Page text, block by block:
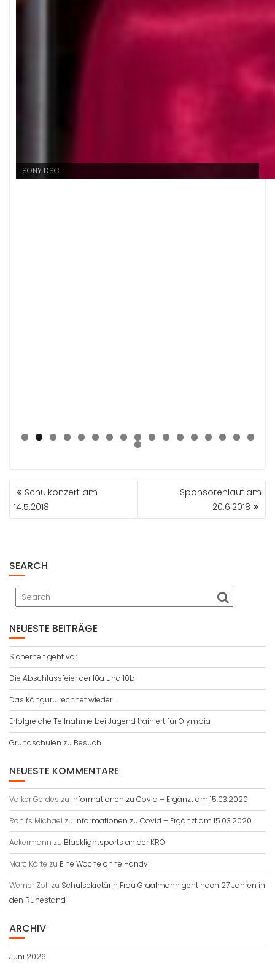
0 1 2 3 4 5 6 7
8
BEITRAGSNAVIGATION
Schulkonzert am
14.5.2018
Sponsorenlauf am
20.6.2018
SEARCH
NEUESTE BEITRÄGE
Sicherheit geht vor
Die Abschlussfeier der 10a und 10b
Das Känguru rechnet wieder…
Erfolgreiche Teilnahme bei Jugend trainiert für Olympia
Grundschulen zu Besuch
NEUESTE KOMMENTARE
Volker Gerdes zu Informationen zu Covid – Ergänzt am 15.03.2020
Rohlfs Michael zu Informationen zu Covid – Ergänzt am 15.03.2020
Ackermann zu Blacklightsports an der KRO
Marc Körte zu Eine Woche ohne Handy!
Werner Zoll zu Schulsekretärin Frau Graalmann geht nach 27 Jahren in
den Ruhestand
ARCHIV
Juni 2026